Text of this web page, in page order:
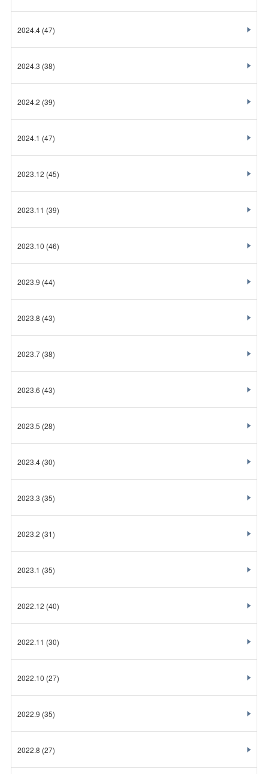
2024.4(47)
2024.3 (38)
2024.2 (39)
2024.1 (47)
2023.12 (45)
2023.11 (39)
2023.10 (46)
2023.9 (44)
2023.8 (43)
2023.7(38)
2023.6 (43)
2023.5 (28)
2023.4(30)
2023.3 (35)
2023.2 (31)
2023.1 (35)
2022.12 (40)
2022.11 (30)
2022.10 (27)
2022.9 (35)
2022.8 (27)